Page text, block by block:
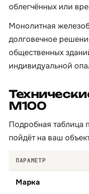
облегчённых или
Монолитная
долговечное
общественных
индивидуальной
М100
Подробная таблица
пойдёт на ваш
ПАРАМЕТР
Марка